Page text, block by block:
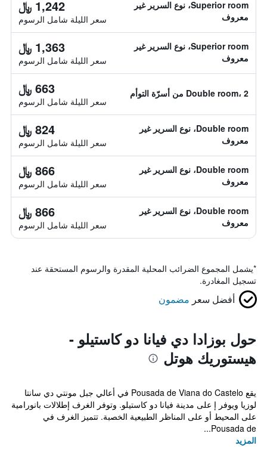
Superior room، نوع السرير غير
معروف
1,242 ﷼
سعر الليلة شامل الرسوم
Superior room، نوع السرير غير
معروف
1,363 ﷼
سعر الليلة شامل الرسوم
Double room، 2 من أسرّة التوأم 663 ﷼
سعر الليلة شامل الرسوم
Double room، نوع السرير غير
معروف
824 ﷼
سعر الليلة شامل الرسوم
Double room، نوع السرير غير
معروف
866 ﷼
سعر الليلة شامل الرسوم
Double room، نوع السرير غير
معروف
866 ﷼
سعر الليلة شامل الرسوم
*يشمل المجموع الضرائب المحلية المقدرة والرسوم المستحقة عند
تسجيل المغادرة.
أفضل سعر مضمون
حول بوزادا دي فيانا دو كاستيلو -
هيستوريك هوتل
يقع Pousada de Viana do Castelo في أعالي جبل مونتي دي سانتا
لوزيا ويوفر إ على مدينة فيانا دو كاستيلو. وتوفر الغرف إطلالات بانورامية
على المحيط أو على المناظر الطبيعية الخصبة. تتميز الغرف في
Pousada de...
المزيد